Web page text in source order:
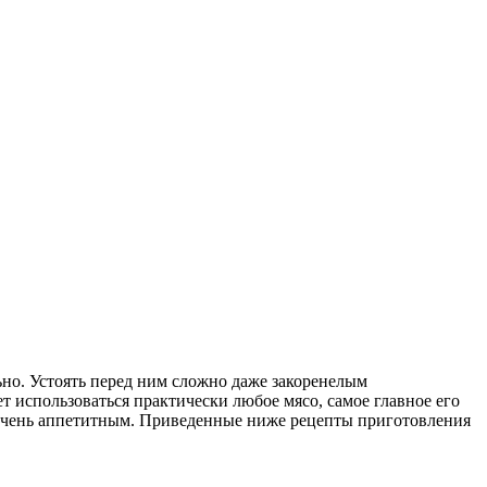
Устоять перед ним сложно даже закоренелым
практически любое мясо, самое главное его
аппетитным. Приведенные ниже рецепты приготовления